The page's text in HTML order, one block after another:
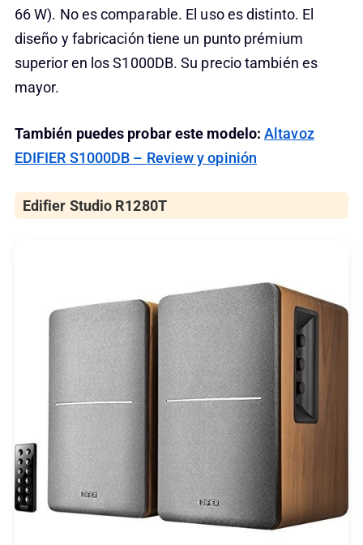
66 W). No es comparable. El uso es distinto. El
diseño y fabricación tiene un punto prémium
superior en los S1000DB. Su precio también es
mayor.
También puedes probar este modelo: Altavoz
EDIFIER S1000DB – Review y opinión
Edifier Studio R1280T